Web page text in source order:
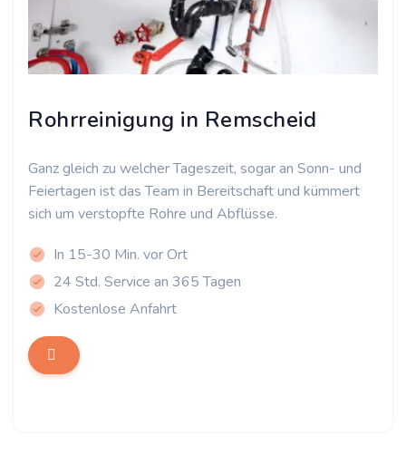
Rohrreinigung in Remscheid
Ganz gleich zu welcher Tageszeit, sogar an Sonn- und
Feiertagen ist das Team in Bereitschaft und kümmert
sich um verstopfte Rohre und Abflüsse.
In 15-30 Min. vor Ort
24 Std. Service an 365 Tagen
Kostenlose Anfahrt